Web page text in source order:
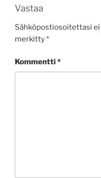
Vastaa
Sähköpostiosoitettasi ei
merkitty*
Kommentti*